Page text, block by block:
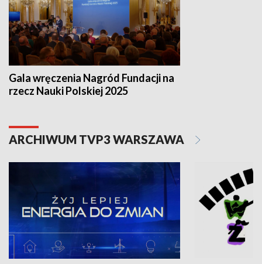
Gala wręczenia Nagród Fundacji na
rzecz Nauki Polskiej 2025
ARCHIWUM TVP3 WARSZAWA